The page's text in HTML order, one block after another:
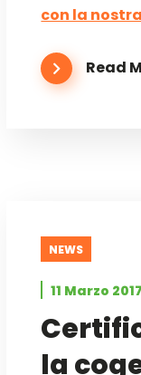
con la
Read
NEWS
11 Marzo 2017
la